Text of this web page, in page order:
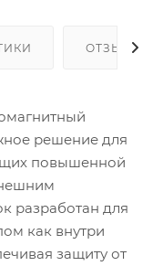
ОТЗЫВЫ
решение для
повышенной
разработан для
как внутри
защиту от